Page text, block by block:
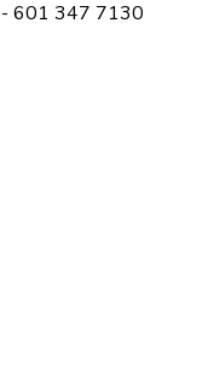
- 601 347 7130